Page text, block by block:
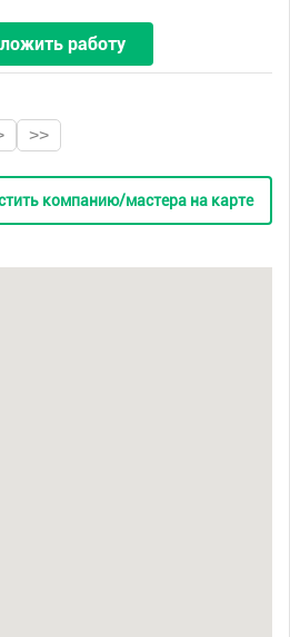
работу
>>
компанию/мастера на карте